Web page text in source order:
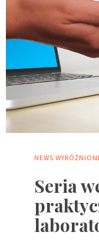
NEWS
Seria